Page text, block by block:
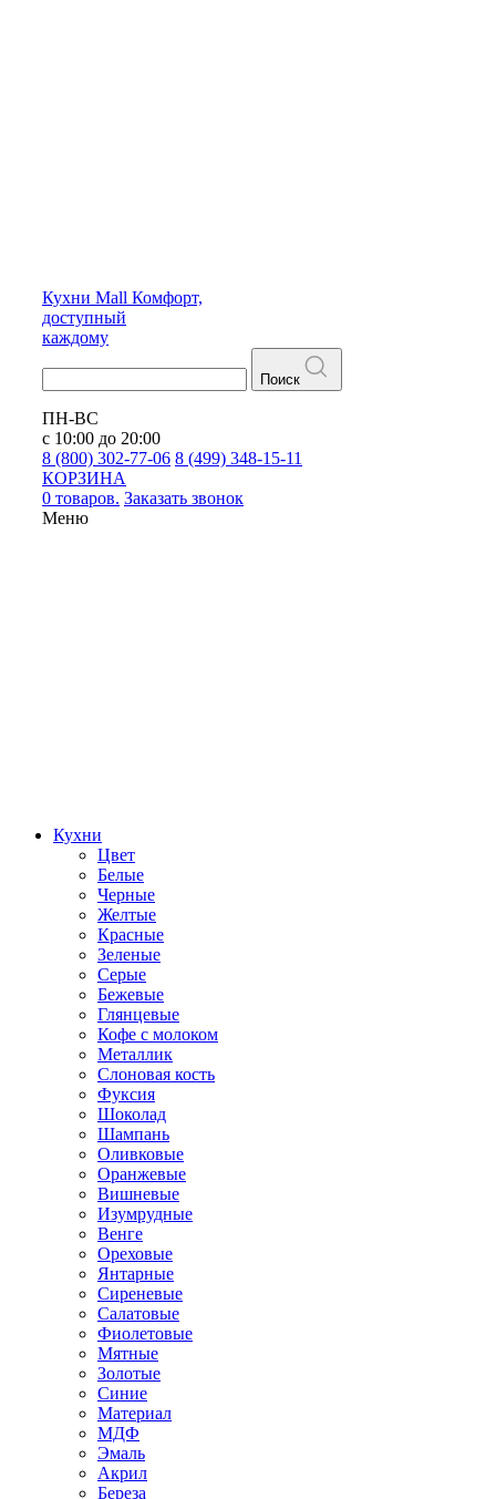
Кухни Mall Комфорт,
доступный
каждому
Поиск
ПН-ВС
с 10:00 до 20:00
8 (800) 302-77-06 8 (499) 348-15-11
КОРЗИНА
0 товаров. Заказать звонок
Меню
Кухни
Цвет
Белые
Черные
Желтые
Красные
Зеленые
Серые
Бежевые
Глянцевые
Кофе с молоком
Металлик
Слоновая кость
Фуксия
Шоколад
Шампань
Оливковые
Оранжевые
Вишневые
Изумрудные
Венге
Ореховые
Янтарные
Сиреневые
Салатовые
Фиолетовые
Мятные
Золотые
Синие
Материал
МДФ
Эмаль
Акрил
Береза